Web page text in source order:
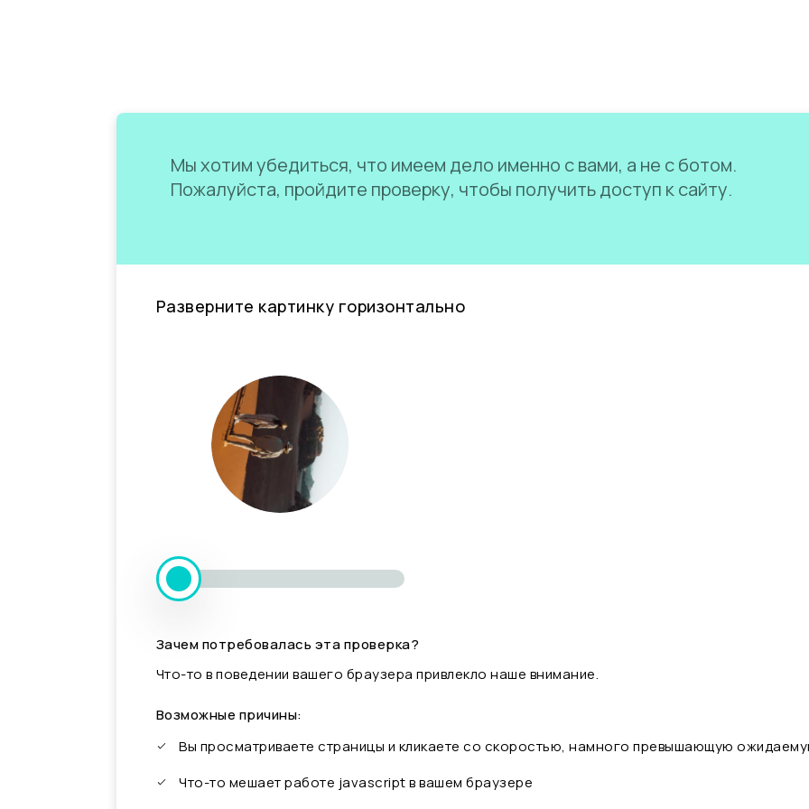
Мы хотим убедиться, что имеем дело именно с вами, а не с ботом.
Пожалуйста, пройдите проверку, чтобы получить доступ к сайту.
Разверните картинку горизонтально
Зачем потребовалась эта проверка?
Что-то в поведении вашего браузера привлекло наше внимание.
Возможные причины:
Вы просматриваете страницы и кликаете со скоростью, намного превышающую
Что-то мешает работе javascript в вашем браузере